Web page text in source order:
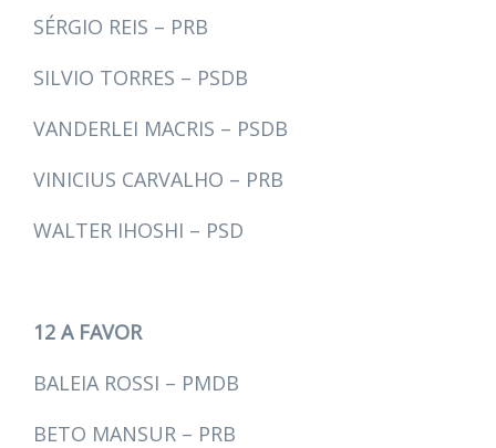
SÉRGIO REIS – PRB
SILVIO TORRES – PSDB
VANDERLEI MACRIS – PSDB
VINICIUS CARVALHO – PRB
WALTER IHOSHI – PSD
12 A FAVOR
BALEIA ROSSI – PMDB
BETO MANSUR – PRB